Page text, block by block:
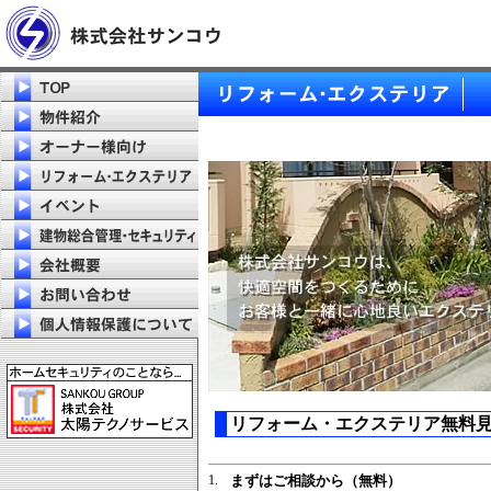
リフォーム・エクステリア無料
1. まずはご相談から（無料）